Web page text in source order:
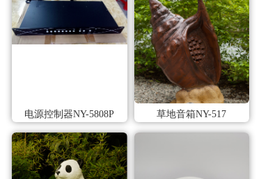
电源控制器NY-5808P 草地音箱NY-517